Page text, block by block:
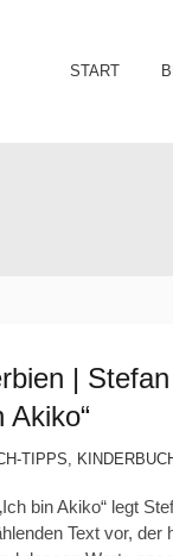
START
|
Akiko“
TIPPS,
bin Akiko“ legt
Text vor, der